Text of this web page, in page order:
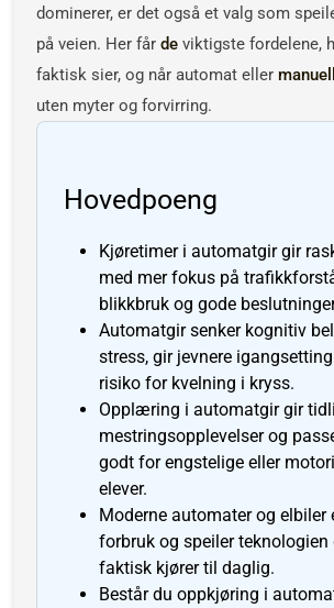
dominerer, er det også et valg som
på veien. Her får de viktigste fordelene,
faktisk sier, og når automat eller
uten myter og forvirring.
Hovedpoeng
Kjøretimer i automatgir gir
med mer fokus på
blikkbruk og gode
Automatgir senker kognitiv
stress, gir jevnere
risiko for kvelning i kryss.
Opplæring i automatgir gir
mestringsopplevelser og
godt for engstelige eller
elever.
Moderne automater og elbiler
forbruk og speiler teknologien
faktisk kjører til daglig.
Består du oppkjøring i